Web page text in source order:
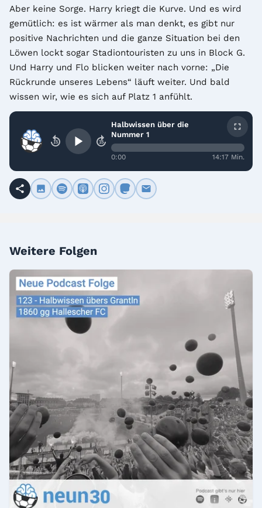
Aber keine Sorge. Harry kriegt die Kurve. Und es wird
gemütlich: es ist wärmer als man denkt, es gibt nur
positive Nachrichten und die ganze Situation bei den
Löwen lockt sogar Stadiontouristen zu uns in Block G.
Und Harry und Flo blicken weiter nach vorne: „Die
Rückrunde unseres Lebens“ läuft weiter. Und bald
wissen wir, wie es sich auf Platz 1 anfühlt.
15 15
Halbwissen über die
Nummer 1
0:00 14:17 Min.
Weitere Folgen